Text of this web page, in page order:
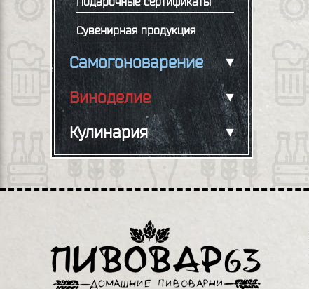
Сувенирная продукция
Самогоноварение
Виноделие
Кулинария